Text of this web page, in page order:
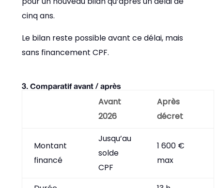
cinq ans.
Le bilan reste possible avant ce délai, mais
sans financement CPF.
3. Comparatif avant / après
Avant
2026
Après
décret
Montant
financé
Jusqu’au
solde
CPF
1 600 €
max